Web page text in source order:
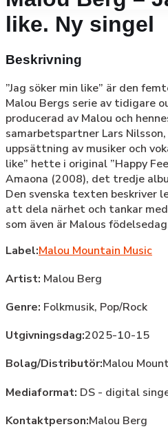
like. Ny singel
Beskrivning
”Jag söker min like” är den
Malou Bergs serie av tidigare
producerad av Malou och
samarbetspartner Lars
uppsättning av musiker och
like” hette i original ”Happy
Amaona (2008), det tredje
Den svenska texten beskriver
att dela närhet och tankar
som även är Malous
Label:Malou Mountain Music
Artist: Malou Berg
Genre: Folkmusik, Pop/Rock
Utgivningsdag:2025-10-15
Bolag/Distributör:Malou
Mediaformat: DS - digital
Kontaktperson:Malou Berg